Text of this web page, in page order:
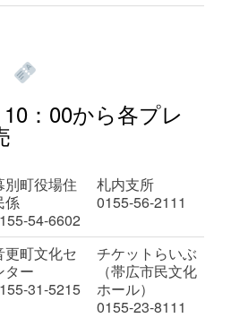
：00から各プレ
別町役場住
係
54-6602
札内支所
0155-56-2111
更町文化セ
ター
31-5215
チケットらいぶ
（帯広市民文化
ホール）
0155-23-8111